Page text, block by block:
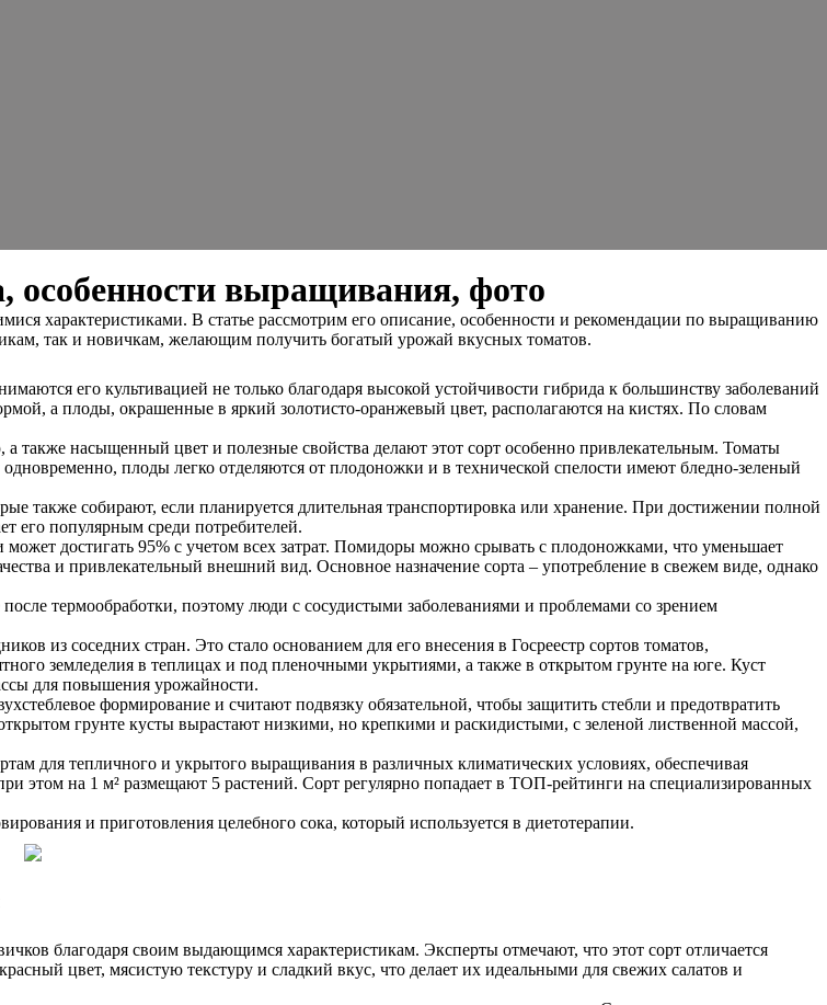
особенности выращивания, фото
характеристиками. В статье рассмотрим его описание, особенности и рекомендации по выращиванию
так и новичкам, желающим получить богатый урожай вкусных томатов.
его культивацией не только благодаря высокой устойчивости гибрида к большинству заболеваний
а плоды, окрашенные в яркий золотисто-оранжевый цвет, располагаются на кистях. По словам
также насыщенный цвет и полезные свойства делают этот сорт особенно привлекательным. Томаты
плоды легко отделяются от плодоножки и в технической спелости имеют бледно-зеленый
также собирают, если планируется длительная транспортировка или хранение. При достижении полной
его популярным среди потребителей.
достигать 95% с учетом всех затрат. Помидоры можно срывать с плодоножками, что уменьшает
и привлекательный внешний вид. Основное назначение сорта – употребление в свежем виде, однако
термообработки, поэтому люди с сосудистыми заболеваниями и проблемами со зрением
из соседних стран. Это стало основанием для его внесения в Госреестр сортов томатов,
земледелия в теплицах и под пленочными укрытиями, а также в открытом грунте на юге. Куст
для повышения урожайности.
формирование и считают подвязку обязательной, чтобы защитить стебли и предотвратить
грунте кусты вырастают низкими, но крепкими и раскидистыми, с зеленой лиственной массой,
для тепличного и укрытого выращивания в различных климатических условиях, обеспечивая
этом на 1 м² размещают 5 растений. Сорт регулярно попадает в ТОП-рейтинги на специализированных
и приготовления целебного сока, который используется в диетотерапии.
благодаря своим выдающимся характеристикам. Эксперты отмечают, что этот сорт отличается
цвет, мясистую текстуру и сладкий вкус, что делает их идеальными для свежих салатов и